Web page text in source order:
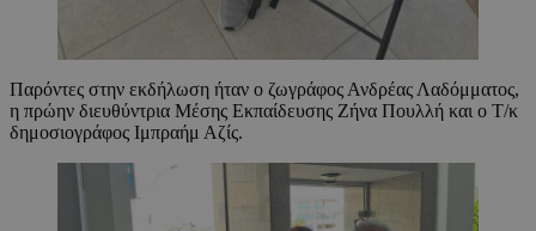
Παρόντες στην εκδήλωση ήταν ο ζωγράφος Ανδρέας Λαδόμματος,
η πρώην διευθύντρια Μέσης Εκπαίδευσης Ζήνα Πουλλή και ο Τ/κ
δημοσιογράφος Ιμπραήμ Αζίς.